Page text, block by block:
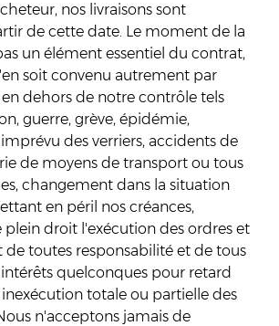
nos livraisons sont
de cette date. Le moment de la
un élément essentiel du contrat,
soit convenu autrement par
en dehors de notre contrôle tels
guerre, grève, épidémie,
des verriers, accidents de
de moyens de transport ou tous
changement dans la situation
en péril nos créances,
plein droit l'exécution des ordres et
de toutes responsabilité et de tous
quelconques pour retard
totale ou partielle des
n'acceptons jamais de